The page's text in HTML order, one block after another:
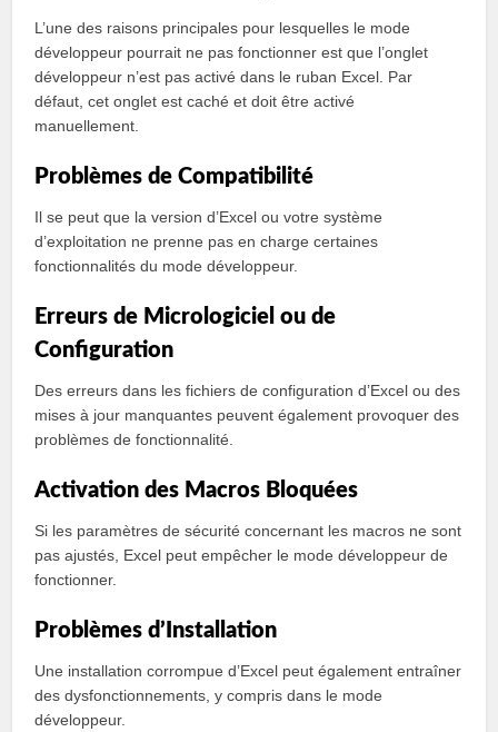
L’une des raisons principales pour lesquelles le mode
développeur pourrait ne pas fonctionner est que l’onglet
développeur n’est pas activé dans le ruban Excel. Par
défaut, cet onglet est caché et doit être activé
manuellement.
Problèmes de Compatibilité
Il se peut que la version d’Excel ou votre système
d’exploitation ne prenne pas en charge certaines
fonctionnalités du mode développeur.
Erreurs de Micrologiciel ou de
Configuration
Des erreurs dans les fichiers de configuration d’Excel ou des
mises à jour manquantes peuvent également provoquer des
problèmes de fonctionnalité.
Activation des Macros Bloquées
Si les paramètres de sécurité concernant les macros ne sont
pas ajustés, Excel peut empêcher le mode développeur de
fonctionner.
Problèmes d’Installation
Une installation corrompue d’Excel peut également entraîner
des dysfonctionnements, y compris dans le mode
développeur.